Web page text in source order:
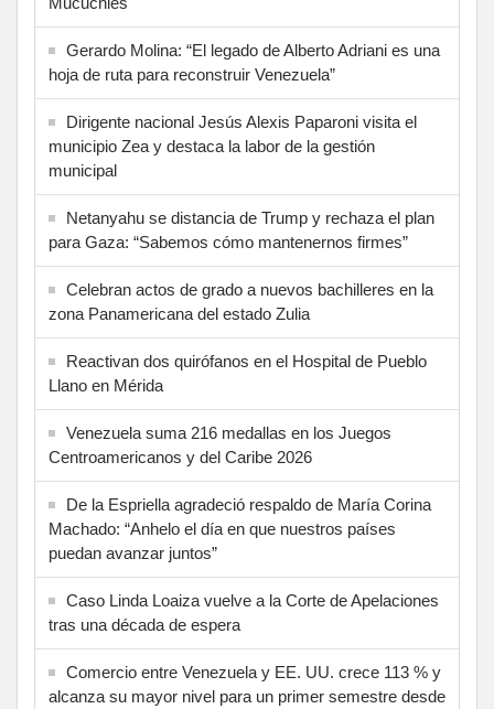
Gerardo Molina: “El legado de Alberto Adriani es una
hoja de ruta para reconstruir Venezuela”
Dirigente nacional Jesús Alexis Paparoni visita el
municipio Zea y destaca la labor de la gestión
municipal
Netanyahu se distancia de Trump y rechaza el plan
para Gaza: “Sabemos cómo mantenernos firmes”
Celebran actos de grado a nuevos bachilleres en la
zona Panamericana del estado Zulia
Reactivan dos quirófanos en el Hospital de Pueblo
Llano en Mérida
Venezuela suma 216 medallas en los Juegos
Centroamericanos y del Caribe 2026
De la Espriella agradeció respaldo de María Corina
Machado: “Anhelo el día en que nuestros países
puedan avanzar juntos”
Caso Linda Loaiza vuelve a la Corte de Apelaciones
tras una década de espera
Comercio entre Venezuela y EE. UU. crece 113 % y
alcanza su mayor nivel para un primer semestre desde